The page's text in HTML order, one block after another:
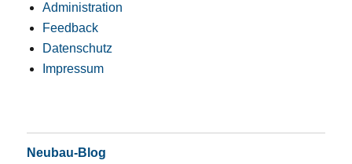
Administration
Feedback
Datenschutz
Impressum
Neubau-Blog